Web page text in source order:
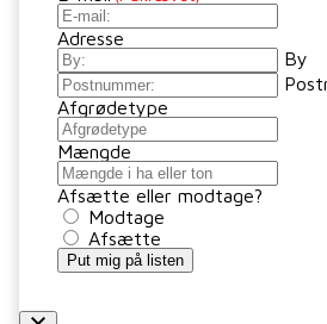
Adresse
By
Afgrødetype
Mængde
Afsætte eller modtage?
Modtage
Afsætte
Put mig på listen